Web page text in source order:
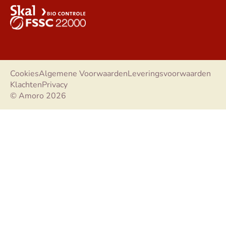
© Amoro 2026
CookiesAlgemene VoorwaardenLeveringsvoorwaarden
KlachtenPrivacy